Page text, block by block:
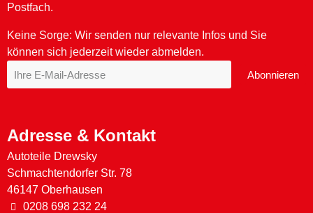
Postfach.
Keine Sorge: Wir senden nur relevante Infos und Sie
können sich jederzeit wieder abmelden.
Abonnieren
Adresse & Kontakt
Autoteile Drewsky
Schmachtendorfer Str. 78
46147 Oberhausen
0208 698 232 24